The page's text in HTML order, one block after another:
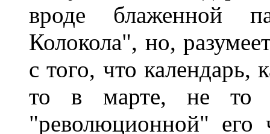
вроде блаженной
Колокола", но,
с того, что календарь,
то в марте, не то
"революционной" его